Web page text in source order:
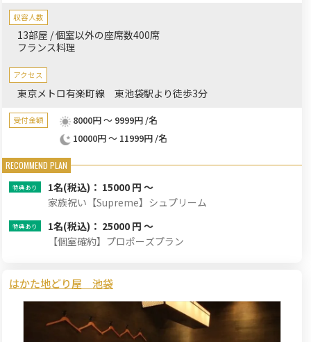
い。誕生日や記念日はもちろん、個室も完備なので大切な方との
お食事やご家族での会食を「天空のレストラン」でお楽しみくだ
さい。
収容人数
13部屋 / 個室以外の座席数400席
フランス料理
アクセス
東京メトロ有楽町線 東池袋駅より徒歩3分
受付金額
8000円 ～ 9999円 /名
10000円 ～ 11999円 /名
1名(税込)： 15000 円 ～
家族祝い【Supreme】シュプリーム
1名(税込)： 25000 円 ～
【個室確約】プロポーズプラン
はかた地どり屋 池袋